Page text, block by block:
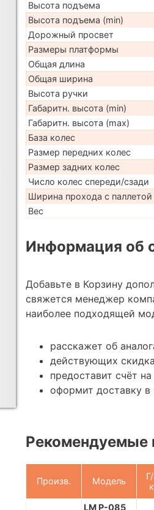
Высота подъема
Высота подъема (min)
Дорожный просвет
Размеры платформы
Общая длина
Общая ширина
Высота ручки
Габаритн. высота (min)
Габаритн. высота (max)
База колес
Размер передних колес
Размер задних колес
Число колес спереди/сзади
Ширина прохода с паллетой
Вес
Информация об
Добавьте в Корзину
свяжется менеджер
наиболее подходящей
расскажет об
действующих
предоставит счёт
оформит доставку
Рекомендуемые
Произв. Модель
LM P-085